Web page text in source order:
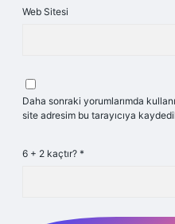
Web Sitesi
Daha sonraki yorumlarımda
site adresim bu tarayıcıya
6 + 2 kaçtır? *